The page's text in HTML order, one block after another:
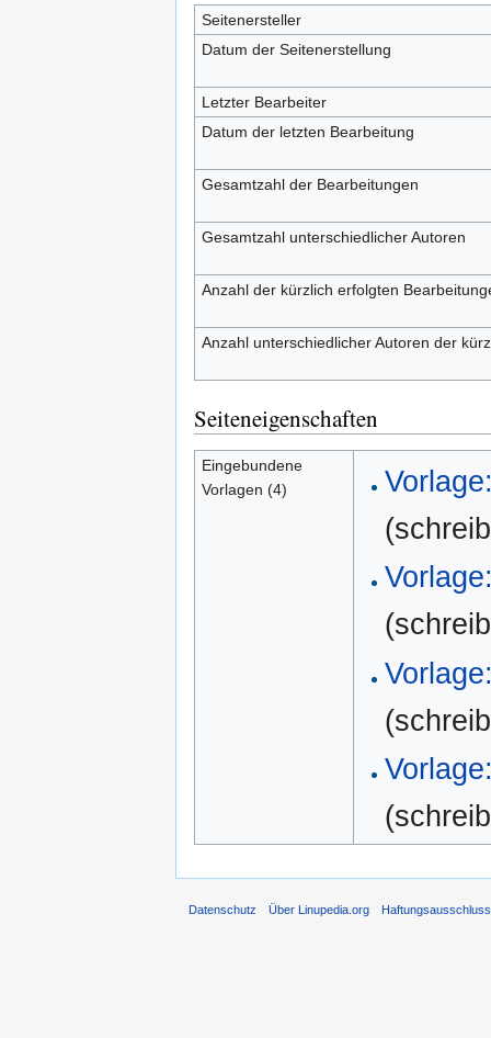
Seitenersteller
Datum der Seitenerstellung
Letzter Bearbeiter
Datum der letzten Bearbeitung
Gesamtzahl der Bearbeitungen
Gesamtzahl unterschiedlicher Autoren
Anzahl der kürzlich erfolgten
Anzahl unterschiedlicher Autoren der
Seiteneigenschaften
Eingebundene
Vorlagen (4)
Datenschutz Über Linupedia.org Haftungsausschluss